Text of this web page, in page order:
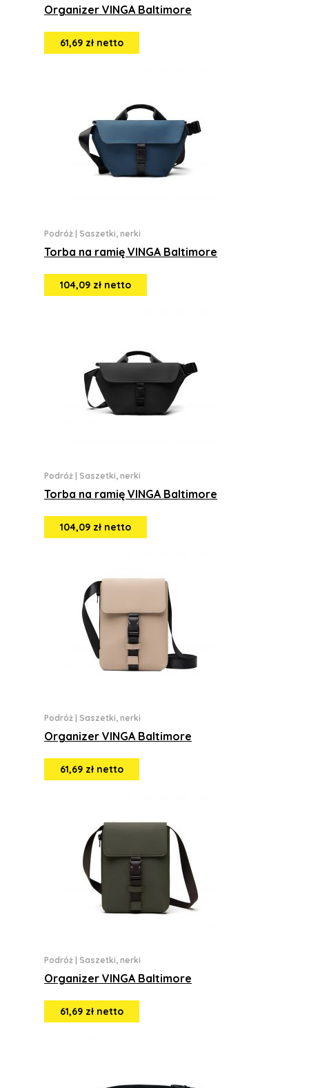
Organizer VINGA Baltimore
61,69 zł netto
Podróż Saszetki, nerki
Torba na ramię VINGA Baltimore
104,09 zł netto
Podróż Saszetki, nerki
Torba na ramię VINGA Baltimore
104,09 zł netto
Podróż Saszetki, nerki
Organizer VINGA Baltimore
61,69 zł netto
Podróż Saszetki, nerki
Organizer VINGA Baltimore
61,69 zł netto